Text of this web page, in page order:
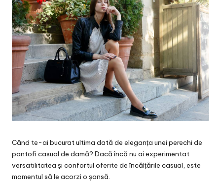
Când te-ai bucurat ultima dată de eleganța unei perechi de
pantofi casual de damă? Dacă încă nu ai experimentat
versatilitatea și confortul oferite de încălțările casual, este
momentul să le acorzi o șansă.